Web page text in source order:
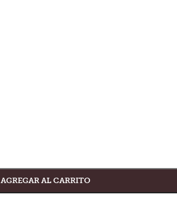
AGREGAR AL CARRITO